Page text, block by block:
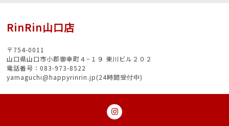
RinRin山口店
〒754-0011
山口県山口市小郡御幸町４−１９ 東川ビル２０２
電話番号：083-973-8522
yamaguchi@happyrinrin.jp(24時間受付中)